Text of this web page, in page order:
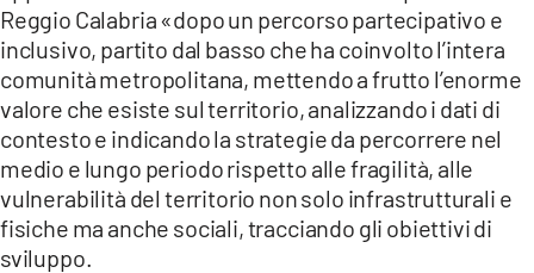
Reggio Calabria «dopo un percorso partecipativo e
inclusivo, partito dal basso che ha coinvolto l’intera
comunità metropolitana, mettendo a frutto l’enorme
valore che esiste sul territorio, analizzando i dati di
contesto e indicando la strategie da percorrere nel
medio e lungo periodo rispetto alle fragilità, alle
vulnerabilità del territorio non solo infrastrutturali e
fisiche ma anche sociali, tracciando gli obiettivi di
sviluppo.